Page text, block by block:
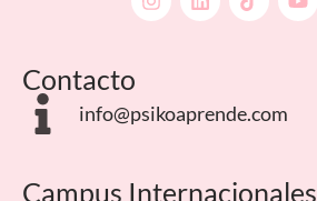
Contacto
info@psikoaprende.com
Campus Internacionales